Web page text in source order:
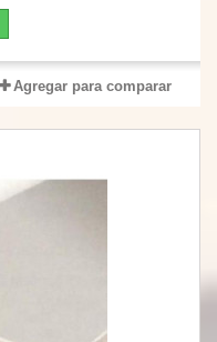
Agregar para comparar